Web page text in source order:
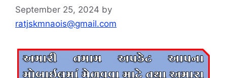
September 25, 2024 by
ratjskmnaois@gmail.com